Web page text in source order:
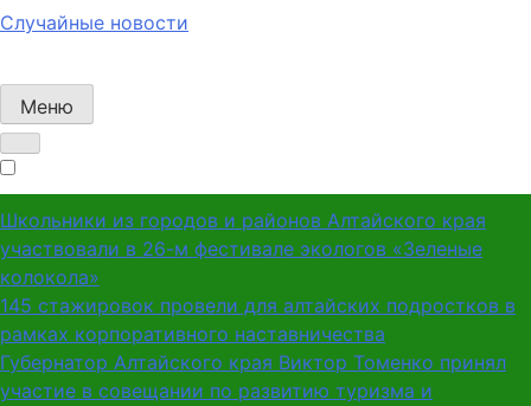
Случайные новости
Меню
Школьники из городов и районов Алтайского края
участвовали в 26-м фестивале экологов «Зеленые
колокола»
145 стажировок провели для алтайских подростков в
рамках корпоративного наставничества
Губернатор Алтайского края Виктор Томенко принял
участие в совещании по развитию туризма и